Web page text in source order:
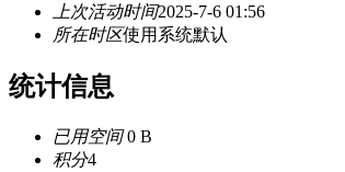
上次活动时间2025-7-6 01:56
所在时区使用系统默认
统计信息
已用空间0 B
积分4